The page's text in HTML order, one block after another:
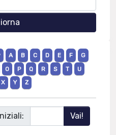
A B C D E F
G
O P Q R S T
U
X Y Z